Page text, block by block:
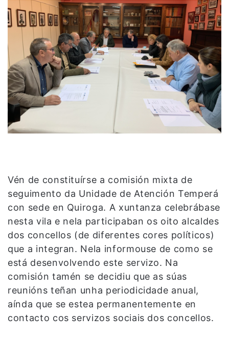
Vén de constituírse a comisión mixta de
seguimento da Unidade de Atención Temperá
con sede en Quiroga. A xuntanza celebrábase
nesta vila e nela participaban os oito alcaldes
dos concellos (de diferentes cores políticos)
que a integran. Nela informouse de como se
está desenvolvendo este servizo. Na
comisión tamén se decidiu que as súas
reunións teñan unha periodicidade anual,
aínda que se estea permanentemente en
contacto cos servizos sociais dos concellos.